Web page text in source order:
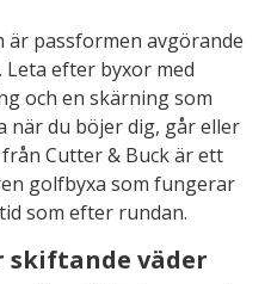
är passformen avgörande
efter byxor med
och en skärning som
du böjer dig, går eller
Cutter & Buck är ett
golfbyxa som fungerar
som efter rundan.
skiftande väder